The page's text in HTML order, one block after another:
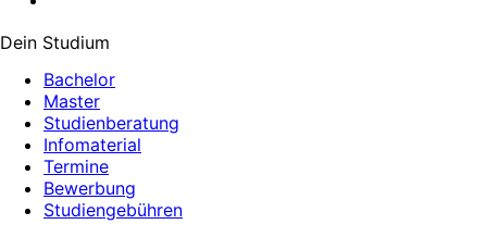
Dein Studium
Bachelor
Master
Studienberatung
Infomaterial
Termine
Bewerbung
Studiengebühren